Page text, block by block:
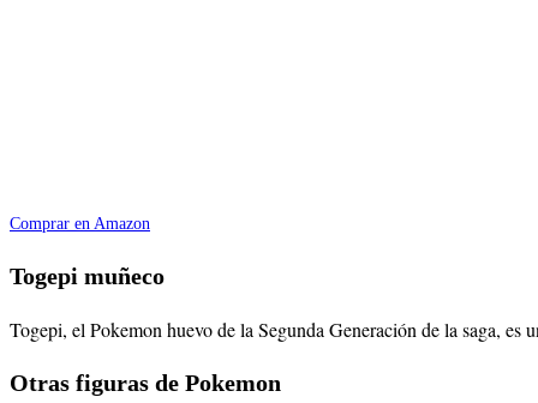
Comprar en Amazon
Togepi muñeco
Togepi, el Pokemon huevo de la Segunda Generación de la saga,
Otras figuras de Pokemon